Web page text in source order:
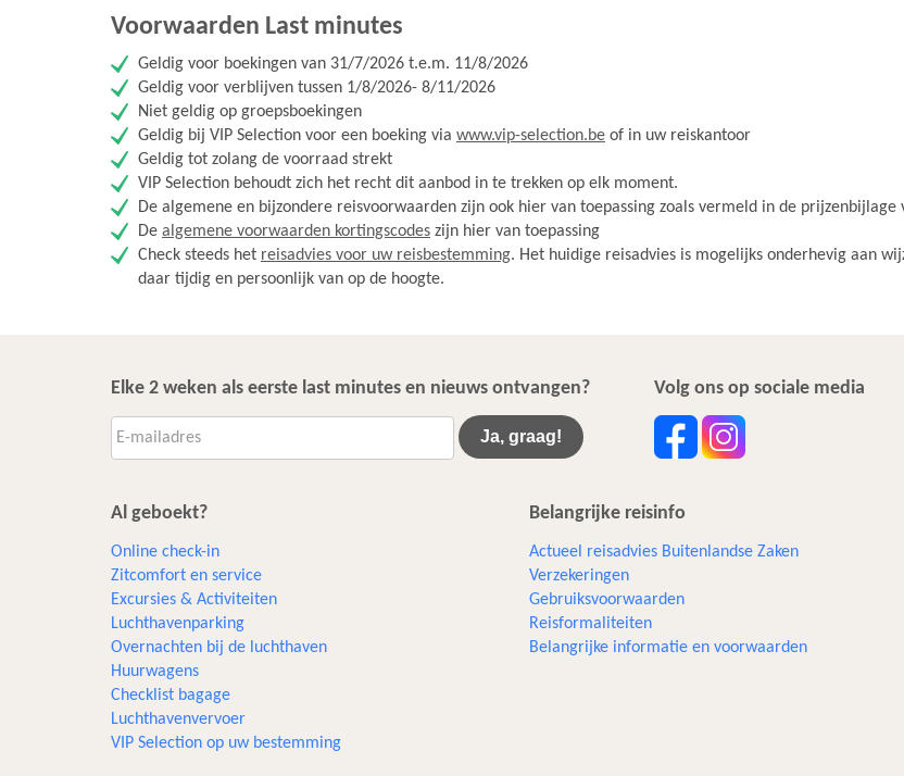
Voorwaarden Last minutes
Geldig voor boekingen van 31/7/2026 t.e.m. 11/8/2026
Geldig voor verblijven tussen 1/8/2026- 8/11/2026
Niet geldig op groepsboekingen
Geldig bij VIP Selection voor een boeking via www.vip-selection.be of in uw reiskantoor
Geldig tot zolang de voorraad strekt
VIP Selection behoudt zich het recht dit aanbod in te trekken op elk moment.
De algemene en bijzondere reisvoorwaarden zijn ook hier van toepassing zoals vermeld in de prijzenbijlage
De algemene voorwaarden kortingscodes zijn hier van toepassing
Check steeds het reisadvies voor uw reisbestemming. Het huidige reisadvies is mogelijks onderhevig aan
daar tijdig en persoonlijk van op de hoogte.
Elke 2 weken als eerste last minutes en nieuws ontvangen?
Ja, graag!
Volg ons op sociale media
Al geboekt?
Online check-in
Zitcomfort en service
Excursies & Activiteiten​
Luchthavenparking
Overnachten bij de luchthaven
Huurwagens
Checklist bagage
Luchthavenvervoer
VIP Selection op uw bestemming
Belangrijke reisinfo
Actueel reisadvies Buitenlandse Zaken
Verzekeringen
Gebruiksvoorwaarden
Reisformaliteiten
Belangrijke informatie en voorwaarden